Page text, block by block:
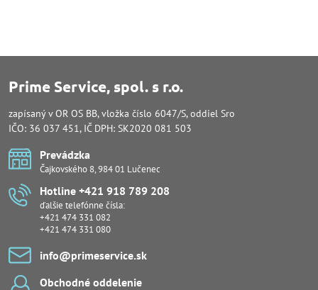
Prime Service, spol. s r.o.
zapísaný v OR OS BB, vložka číslo 6047/S, oddiel Sro
IČO: 36 037 451, IČ DPH: SK2020 081 503
Prevádzka
Čajkovského 8, 984 01 Lučenec
Hotline +421 918 789 208
ďalšie telefónne čísla:
+421 474 331 082
+421 474 331 080
info​@primeservice​.sk
Obchodné oddelenie